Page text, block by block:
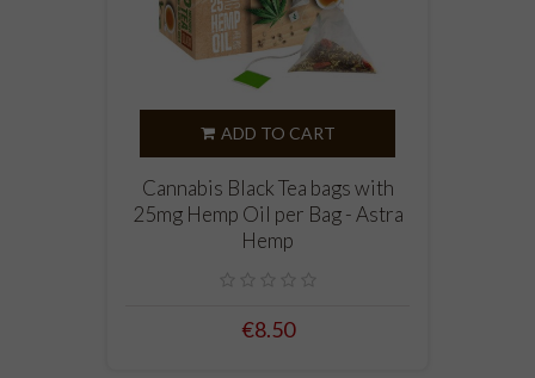
ADD TO CART
Cannabis Black Tea bags with
25mg Hemp Oil per Bag - Astra
Hemp
€8.50